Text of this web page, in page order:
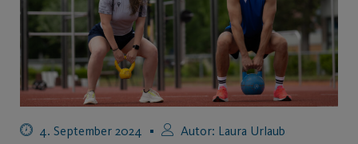
4. September 2024 Autor: Laura Urlaub